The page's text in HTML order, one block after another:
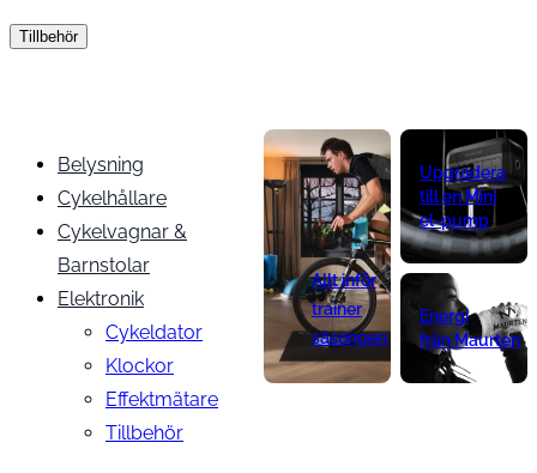
Tillbehör
Belysning
Cykelhållare
Cykelvagnar &
Barnstolar
Elektronik
Cykeldator
Klockor
Effektmätare
Tillbehör
Allt inför
trainer
säsongen
Upgradera
till en Mini
el-pump
Energi
från Maurten